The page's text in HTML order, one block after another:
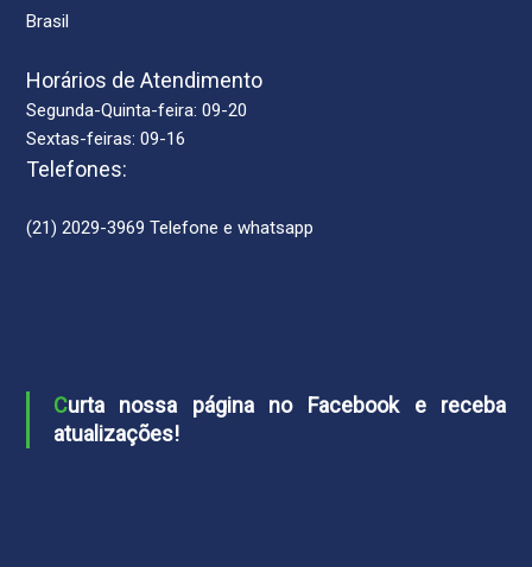
Brasil
Horários de Atendimento
Segunda-Quinta-feira: 09-20
Sextas-feiras: 09-16
Telefones:
(21) 2029-3969 Telefone e whatsapp
Curta nossa página no Facebook e receba
atualizações!